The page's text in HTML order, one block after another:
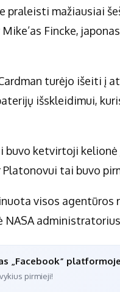
praleisti mažiausiai
Fincke,
turėjo išeiti į
išskleidimui,
buvo ketvirtoji
tai buvo
visos agentūros
„Facebook“ platformoje
pirmieji!